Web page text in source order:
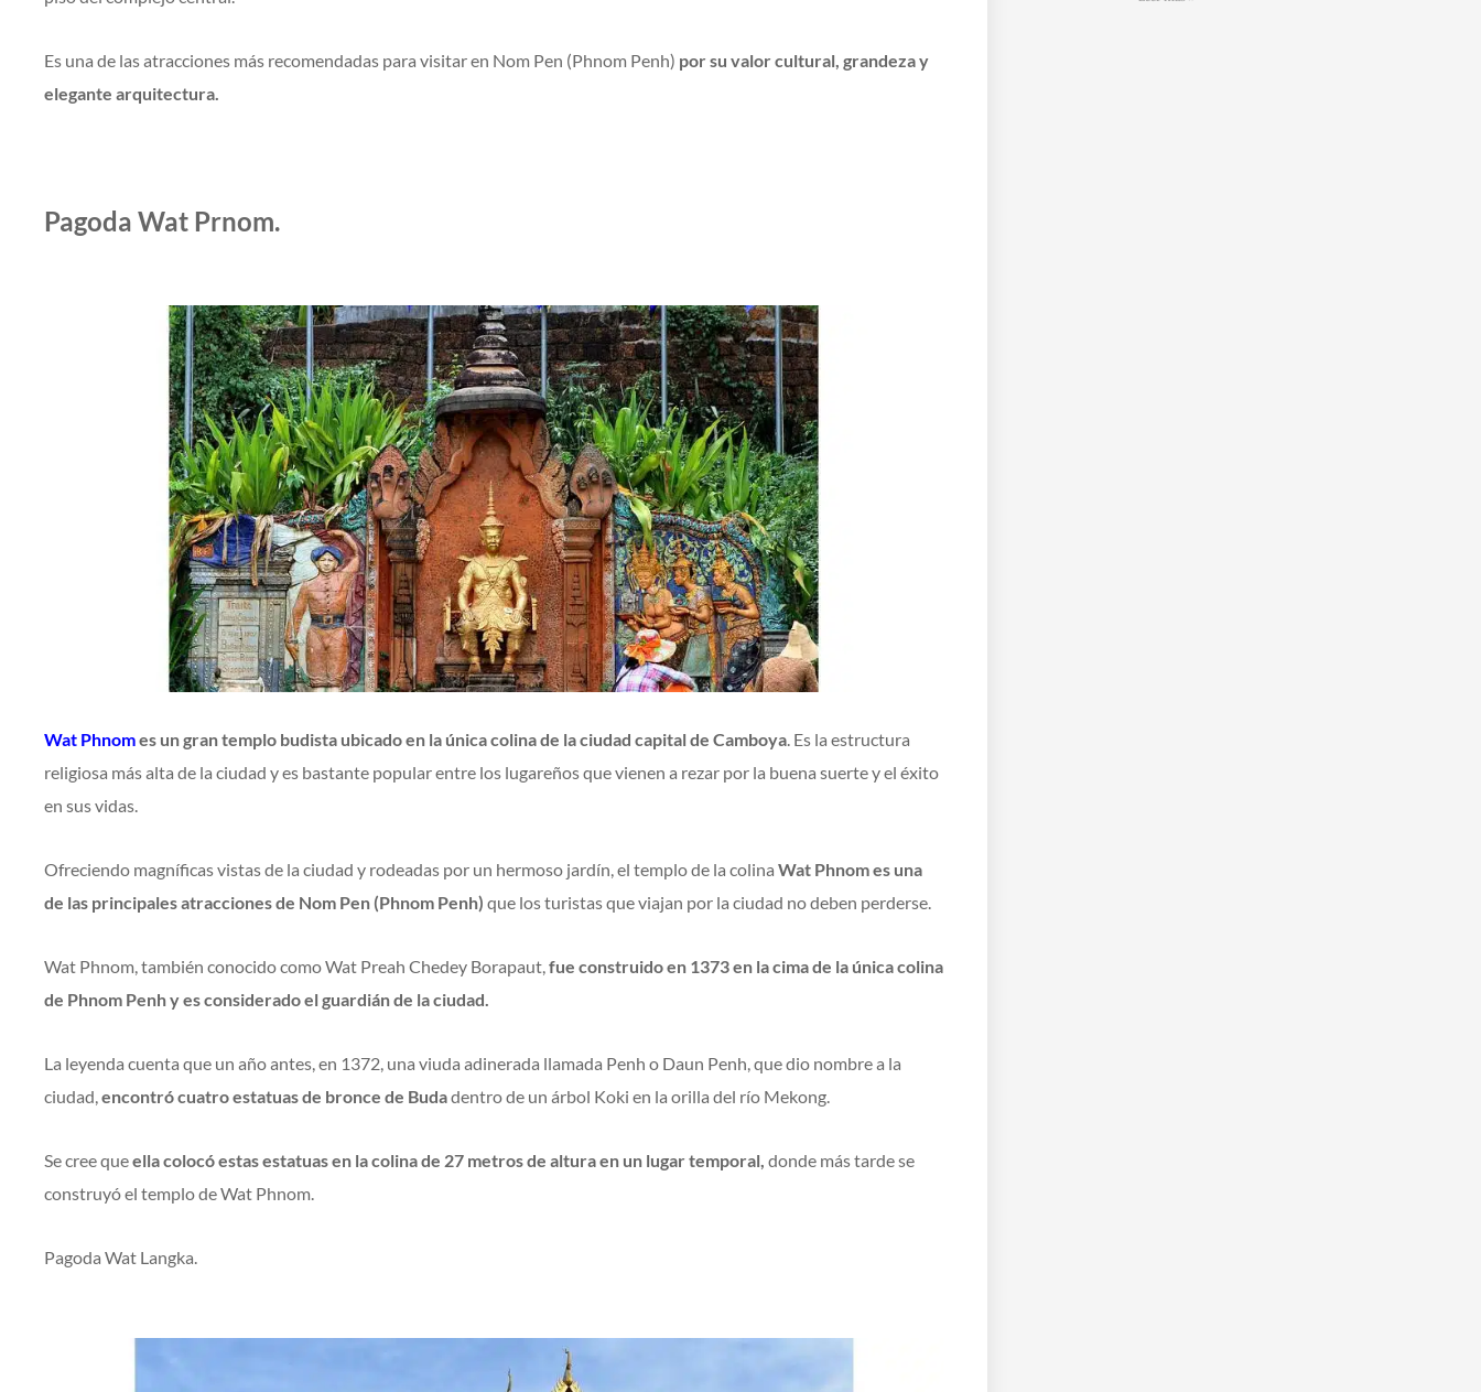
Es una de las atracciones más recomendadas para visitar en Nom Pen (Phnom Penh) por su valor cultural, grandeza y
elegante arquitectura.
Pagoda Wat Prnom.
Wat Phnomes un gran templo budista ubicado en la única colina de la ciudad capital de Camboya. Es la estructura
religiosa más alta de la ciudad y es bastante popular entre los lugareños que vienen a rezar por la buena suerte y el éxito
en sus vidas.
Ofreciendo magníficas vistas de la ciudad y rodeadas por un hermoso jardín, el templo de la colina Wat Phnom es una
de las principales atracciones de Nom Pen (Phnom Penh) que los turistas que viajan por la ciudad no deben perderse.
Wat Phnom, también conocido como Wat Preah Chedey Borapaut,fue construido en 1373 en la cima de la única colina
de Phnom Penh y es considerado el guardián de la ciudad.
La leyenda cuenta que un año antes, en 1372, una viuda adinerada llamada Penh o Daun Penh, que dio nombre a la
ciudad,encontró cuatro estatuas de bronce de Budadentro de un árbol Koki en la orilla del río Mekong.
Se cree queella colocó estas estatuas en la colina de 27 metros de altura en un lugar temporal, donde más tarde se
construyó el templo de Wat Phnom.
Pagoda Wat Langka.